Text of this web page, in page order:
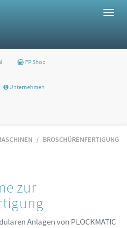
FP Shop
Unternehmen
BROSCHÜRENFERTIGUNG
zur
Anlagen von PLOCKMATIC